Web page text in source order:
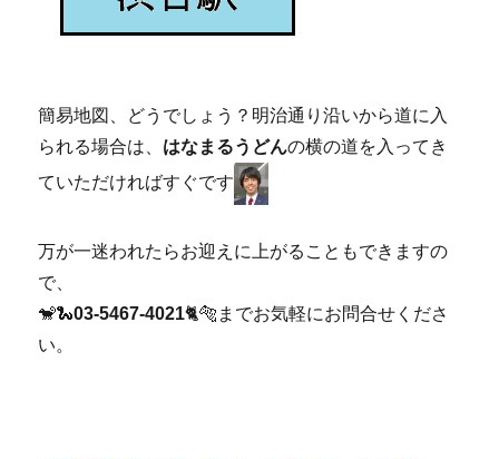
簡易地図、どうでしょう？明治通り沿いから道に入
られる場合は、 はなまるうどんの横の道を入ってき
ていただければすぐです
万が一迷われたらお迎えに上がることもできますの
で、
🐒🐍03-5467-4021🐈🐅までお気軽にお問合せくださ
い。